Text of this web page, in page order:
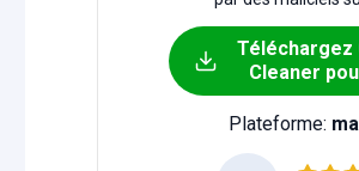
Téléchargez
Cleaner
Plateforme: